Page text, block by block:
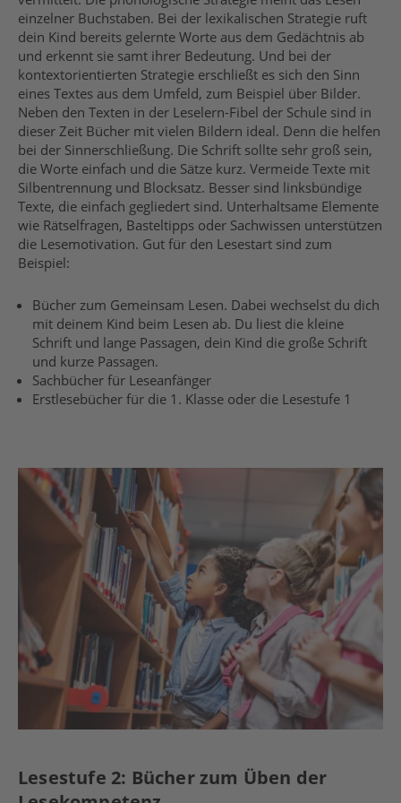
einzelner Buchstaben. Bei der lexikalischen Strategie ruft
dein Kind bereits gelernte Worte aus dem Gedächtnis ab
und erkennt sie samt ihrer Bedeutung. Und bei der
kontextorientierten Strategie erschließt es sich den Sinn
eines Textes aus dem Umfeld, zum Beispiel über Bilder.
Neben den Texten in der Leselern-Fibel der Schule sind in
dieser Zeit Bücher mit vielen Bildern ideal. Denn die helfen
bei der Sinnerschließung. Die Schrift sollte sehr groß sein,
die Worte einfach und die Sätze kurz. Vermeide Texte mit
Silbentrennung und Blocksatz. Besser sind linksbündige
Texte, die einfach gegliedert sind. Unterhaltsame Elemente
wie Rätselfragen, Basteltipps oder Sachwissen unterstützen
die Lesemotivation. Gut für den Lesestart sind zum
Beispiel:
Bücher zum Gemeinsam Lesen. Dabei wechselst du dich
mit deinem Kind beim Lesen ab. Du liest die kleine
Schrift und lange Passagen, dein Kind die große Schrift
und kurze Passagen.
Sachbücher für Leseanfänger
Erstlesebücher für die 1. Klasse oder die Lesestufe 1
Lesestufe 2: Bücher zum Üben der